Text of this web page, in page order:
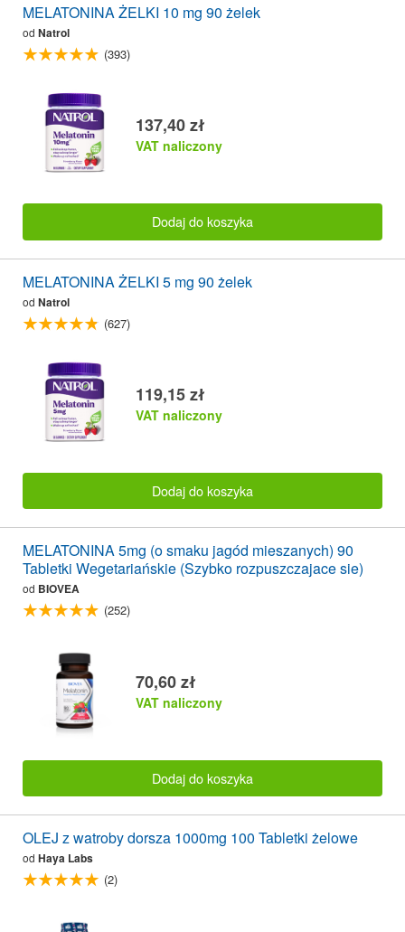
MELATONINA ŻELKI 10 mg 90 żelek
od Natrol
(393)
137,40 zł
VAT naliczony
Dodaj do koszyka
MELATONINA ŻELKI 5 mg 90 żelek
od Natrol
(627)
119,15 zł
VAT naliczony
Dodaj do koszyka
MELATONINA 5mg (o smaku jagód mieszanych) 90
Tabletki Wegetariańskie (Szybko rozpuszczajace sie)
od BIOVEA
(252)
70,60 zł
VAT naliczony
Dodaj do koszyka
OLEJ z watroby dorsza 1000mg 100 Tabletki żelowe
od Haya Labs
(2)